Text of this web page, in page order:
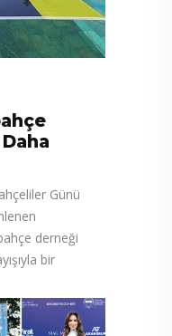
Günü
derneği
bir